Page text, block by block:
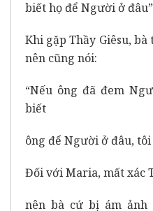
biết họ để Người ở đâu”
Khi gặp Thầy Giêsu,
nên cũng nói:
“Nếu ông đã đem
biết
ông để Người ở đâu,
Đối với Maria, mất xác
nên bà cứ bị ám ảnh